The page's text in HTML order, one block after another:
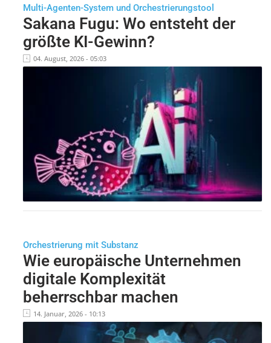
Multi-Agenten-System und Orchestrierungstool
Sakana Fugu: Wo entsteht der
größte KI-Gewinn?
04. August, 2026 - 05:03
Orchestrierung mit Substanz
Wie europäische Unternehmen
digitale Komplexität
beherrschbar machen
14. Januar, 2026 - 10:13